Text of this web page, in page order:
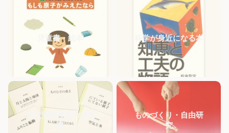
児童書・絵本 科学が身近になる本
仮説実験授業の授業
書
ものづくり・自由研
究